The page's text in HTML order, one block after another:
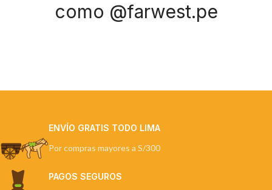
como @farwest.pe
ENVÍO GRATIS TODO LIMA
Por compras mayores a S/300
PAGOS SEGUROS